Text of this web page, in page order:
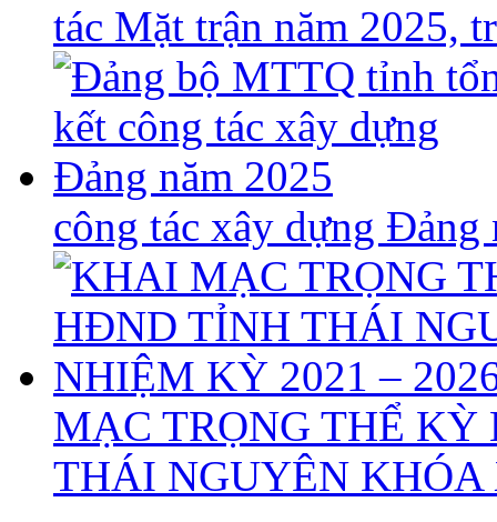
tác Mặt trận năm 2025,
công tác xây dựng Đảng
MẠC TRỌNG THỂ
THÁI NGUYÊN KHÓA